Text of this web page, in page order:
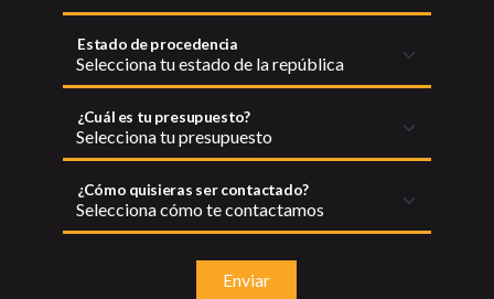
Estado de procedencia
¿Cuál es tu presupuesto?
¿Cómo quisieras ser contactado?
Enviar